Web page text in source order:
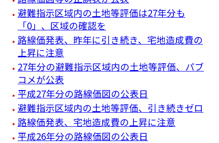
避難指示区域内の土地等評価は27年分も
「0」、区域の確認を
路線価発表、昨年に引き続き、宅地造成費の
上昇に注意
27年分の避難指示区域内の土地等評価、パブ
コメが公表
平成27年分の路線価図の公表日
避難指示区域内の土地等評価、引き続きゼロ
路線価発表、宅地造成費の上昇に注意
平成26年分の路線価図の公表日